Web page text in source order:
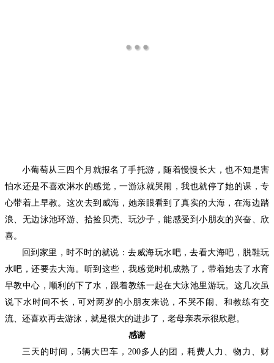
小葡萄从三四个月就报名了手托游，随着慢慢长大，也不知是害
怕水还是不喜欢淋水的感觉，一游泳就哭闹，我也就停了她的课，专
心带着上早教。这次去到威海，她亲眼看到了真实的大海，在海边踏
浪、无边泳池环游、拾捡贝壳、玩沙子，能感受到小朋友的兴奋、欣
喜。
回到家里，时不时的就说：去威海玩水吧，去看大海吧，脱鞋玩
水吧，还要去大海。听到这些，我感觉时机成熟了，带着她去了水育
早教中心，顺利的下了水，跟着教练一起在大泳池里游玩。这几次虽
说下水时间不长，可对两岁的小朋友来说，不哭不闹、和教练有交
流、还喜欢再去游泳，就是很大的进步了，老母亲表示很欣慰。
感谢
三天的时间， 5辆大巴车，200多人的团，耗费人力、物力、财